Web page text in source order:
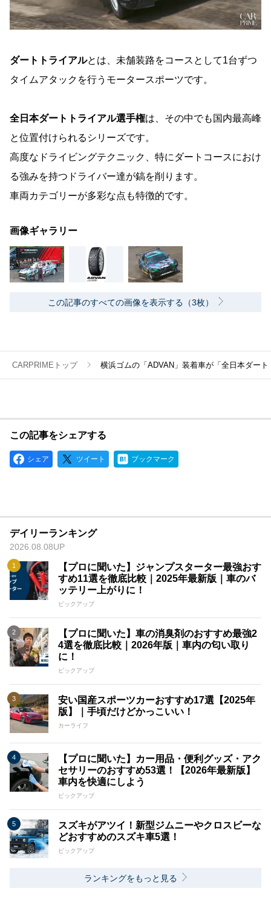
ダートトライアルとは、未舗装路をコースとして1台ずつ
タイムアタックを行うモータースポーツです。
全日本ダートトライアル選手権は、その中でも国内最高峰
と位置付けられるシリーズです。
高度なドライビングテクニック、特にダートコースにおけ
る強みを持つドライバー達が鎬を削ります。
車両カテゴリーが多彩な点も特徴的です。
画像ギャラリー
この記事のすべての画像を表示する（3枚）
CARPRIMEトップ 横浜ゴムの「ADVAN」装着車が「全日本ダー
この記事をシェアする
シェア ツイート ブックマーク
デイリーランキング
2026.08.08UP
【プロに聞いた】ジャンプスターター最強おす
すめ11選を徹底比較｜2025年最新版｜車のバ
ッテリー上がりに！
ピックアップ
【プロに聞いた】車の消臭剤のおすすめ最強2
4選を徹底比較｜2026年版｜車内の匂い取り
に！
ピックアップ
安い国産スポーツカーおすすめ17選【2025年
版】｜手頃だけどかっこいい！
カーライフ
【プロに聞いた】カー用品・便利グッズ・アク
セサリーのおすすめ53選！【2026年最新版】
車内を快適にしよう
ピックアップ
スズキがアツイ！新型ジムニーやクロスビーな
どおすすめのスズキ車5選！
ピックアップ
ランキングをもっと見る